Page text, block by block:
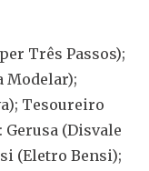
Três Passos);
Modelar);
Tesoureiro
(Disvale
(Eletro Bensi);